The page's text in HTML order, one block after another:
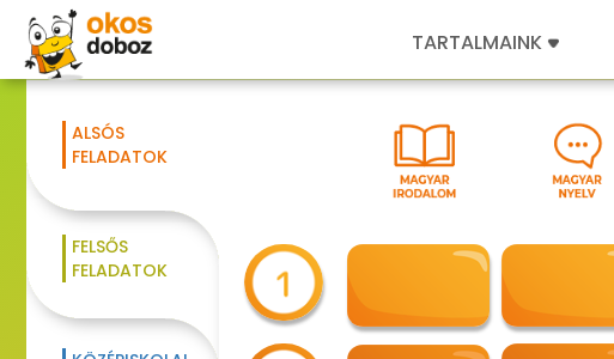
TARTALMAINK
ALSÓS
FELADATOK
FELSŐS
FELADATOK